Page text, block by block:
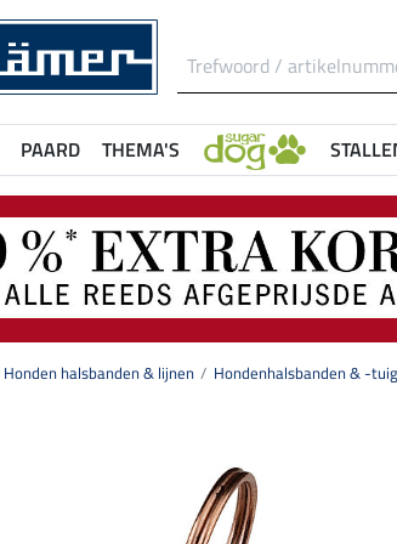
PAARD THEMA'S
Honden halsbanden & lijnen Hondenhalsbanden & -